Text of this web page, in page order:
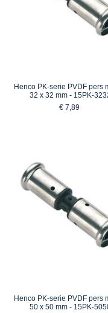
Henco PK-serie PVDF pers
32 x 32 mm - 15PK-
€ 7,89
Henco PK-serie PVDF pers
50 x 50 mm - 15PK-